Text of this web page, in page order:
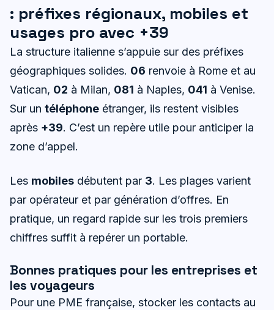
: préfixes régionaux, mobiles et
usages pro avec +39
La structure italienne s’appuie sur des préfixes
géographiques solides. 06 renvoie à Rome et au
Vatican, 02 à Milan, 081 à Naples, 041 à Venise.
Sur un téléphone étranger, ils restent visibles
après +39. C’est un repère utile pour anticiper la
zone d’appel.
Les mobiles débutent par 3. Les plages varient
par opérateur et par génération d’offres. En
pratique, un regard rapide sur les trois premiers
chiffres suffit à repérer un portable.
Bonnes pratiques pour les entreprises et
les voyageurs
Pour une PME française, stocker les contacts au